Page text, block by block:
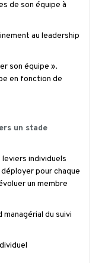
de son équipe à
au leadership
son équipe ».
en fonction de
un stade
individuels
pour chaque
un membre
du suivi